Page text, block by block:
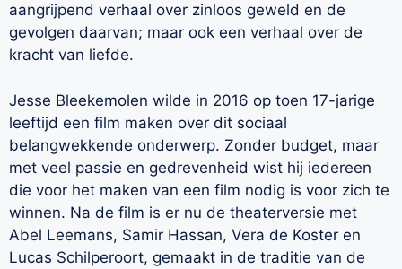
aangrijpend verhaal over zinloos geweld en de
gevolgen daarvan; maar ook een verhaal over de
kracht van liefde.
Jesse Bleekemolen wilde in 2016 op toen 17-jarige
leeftijd een film maken over dit sociaal
belangwekkende onderwerp. Zonder budget, maar
met veel passie en gedrevenheid wist hij iedereen
die voor het maken van een film nodig is voor zich te
winnen. Na de film is er nu de theaterversie met
Abel Leemans, Samir Hassan, Vera de Koster en
Lucas Schilperoort, gemaakt in de traditie van de